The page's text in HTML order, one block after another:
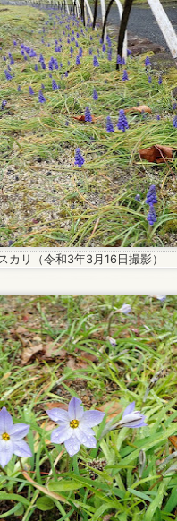
カリ（令和3年3月16日撮影）